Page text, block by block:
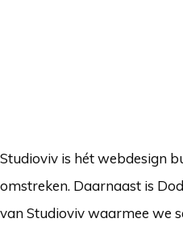
Studioviv is hét webdesign
omstreken. Daarnaast is
van Studioviv waarmee we